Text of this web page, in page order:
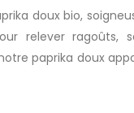
doux bio,
relever ragoûts,
paprika doux